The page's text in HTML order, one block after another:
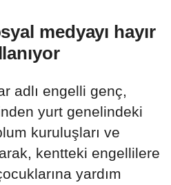
medyayı hayır
adlı engelli genç,
yurt genelindeki
kuruluşları ve
kentteki engellilere
yardım